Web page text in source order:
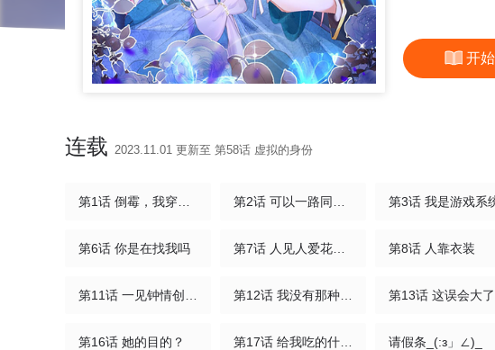
开
连载 2023.11.01 更新至 第58话 虚拟的身份
第3话 我是游戏系
第6话 你是在找我吗 第8话 人靠衣装
第13话 这误会大了
第16话 她的目的？ 请假条_(:з」∠)_